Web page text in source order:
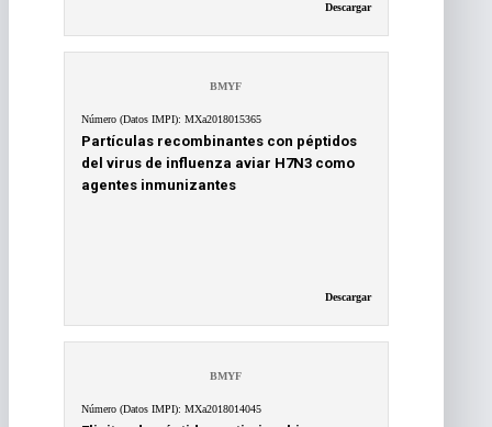
Descargar
BMYF
Número (Datos IMPI): MXa2018015365
Partículas recombinantes con péptidos
del virus de influenza aviar H7N3 como
agentes inmunizantes
Descargar
BMYF
Número (Datos IMPI): MXa2018014045